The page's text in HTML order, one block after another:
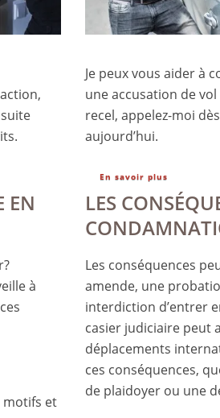
Je peux vous aider à
une accusation de
recel, appelez-moi dès
aujourd’hui.
En savoir plus
EN
à
motifs et
LES
Les conséquences
amende, une
interdiction d’entrer
casier judiciaire peut
déplacements
ces conséquences,
de plaidoyer ou une